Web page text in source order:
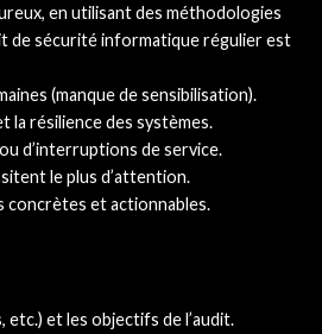
en utilisant des méthodologies
de sécurité informatique régulier est
(manque de sensibilisation).
la résilience des systèmes.
d’interruptions de service.
le plus d’attention.
concrètes et actionnables.
et les objectifs de l’audit.